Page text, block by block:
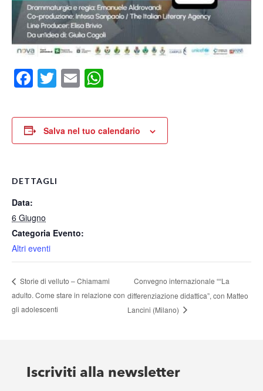
Facebook
Twitter
Email
Salva nel tuo calendario
DETTAGLI
Data:
6 Giugno
Categoria Evento:
Altri eventi
Storie di velluto – Chiamami
adulto. Come stare in relazione con
gli adolescenti
Convegno internazionale ““La
differenziazione didattica”, con Matteo
Lancini (Milano)
Iscriviti alla newsletter